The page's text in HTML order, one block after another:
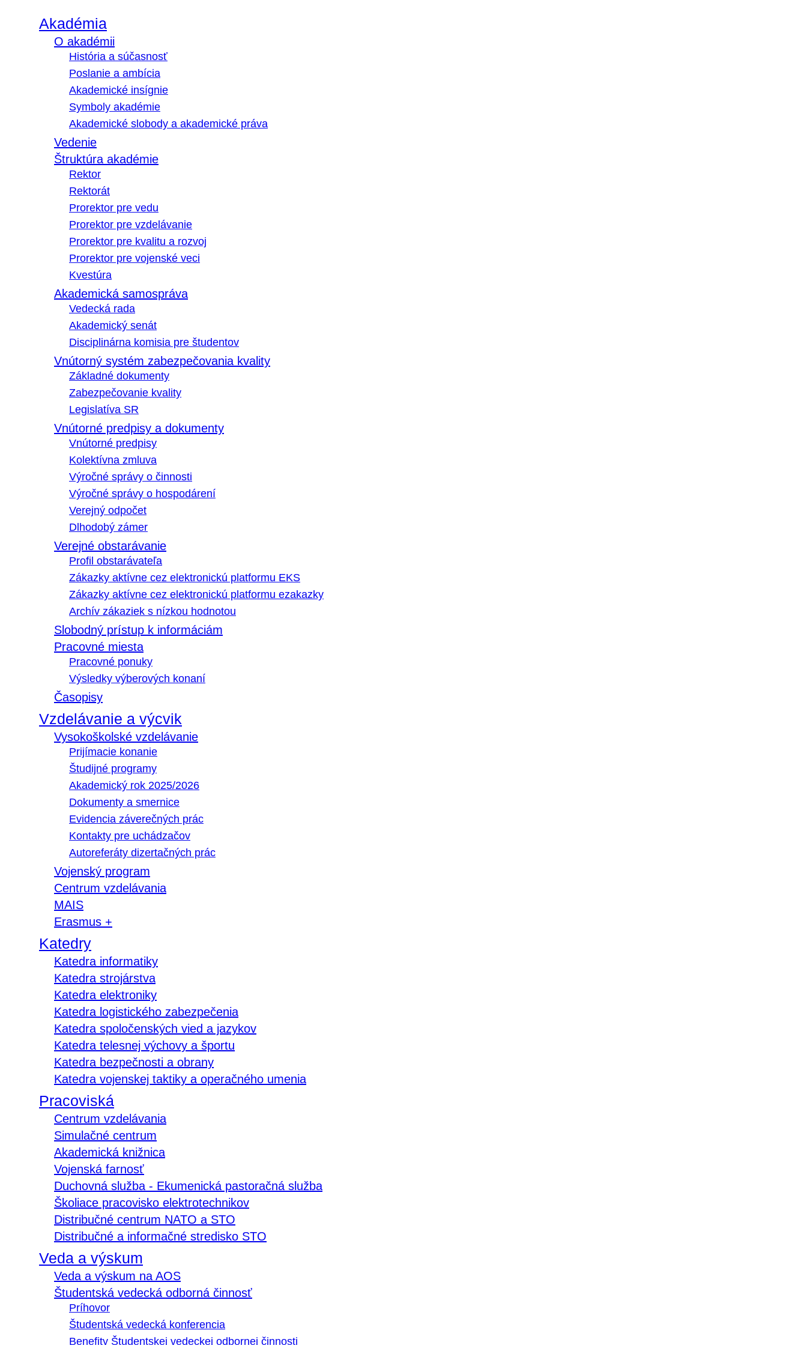
Akadémia
O akadémii
História a súčasnosť
Poslanie a ambícia
Akademické insígnie
Symboly akadémie
Akademické slobody a akademické práva
Vedenie
Štruktúra akadémie
Rektor
Rektorát
Prorektor pre vedu
Prorektor pre vzdelávanie
Prorektor pre kvalitu a rozvoj
Prorektor pre vojenské veci
Kvestúra
Akademická samospráva
Vedecká rada
Akademický senát
Disciplinárna komisia pre študentov
Vnútorný systém zabezpečovania kvality
Základné dokumenty
Zabezpečovanie kvality
Legislatíva SR
Vnútorné predpisy a dokumenty
Vnútorné predpisy
Kolektívna zmluva
Výročné správy o činnosti
Výročné správy o hospodárení
Verejný odpočet
Dlhodobý zámer
Verejné obstarávanie
Profil obstarávateľa
Zákazky aktívne cez elektronickú platformu EKS
Zákazky aktívne cez elektronickú platformu ezakazky
Archív zákaziek s nízkou hodnotou
Slobodný prístup k informáciám
Pracovné miesta
Pracovné ponuky
Výsledky výberových konaní
Časopisy
Vzdelávanie a výcvik
Vysokoškolské vzdelávanie
Prijímacie konanie
Študijné programy
Akademický rok 2025/2026
Dokumenty a smernice
Evidencia záverečných prác
Kontakty pre uchádzačov
Autoreferáty dizertačných prác
Vojenský program
Centrum vzdelávania
MAIS
Erasmus +
Katedry
Katedra informatiky
Katedra strojárstva
Katedra elektroniky
Katedra logistického zabezpečenia
Katedra spoločenských vied a jazykov
Katedra telesnej výchovy a športu
Katedra bezpečnosti a obrany
Katedra vojenskej taktiky a operačného umenia
Pracoviská
Centrum vzdelávania
Simulačné centrum
Akademická knižnica
Vojenská farnosť
Duchovná služba - Ekumenická pastoračná služba
Školiace pracovisko elektrotechnikov
Distribučné centrum NATO a STO
Distribučné a informačné stredisko STO
Veda a výskum
Veda a výskum na AOS
Študentská vedecká odborná činnosť
Príhovor
Študentská vedecká konferencia
Benefity Študentskej vedeckej odbornej činnosti